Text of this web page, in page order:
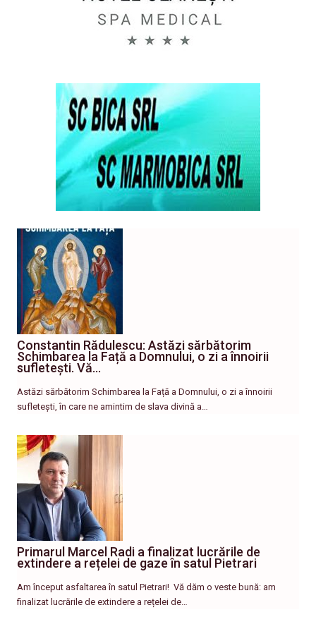
Constantin Rădulescu: Astăzi sărbătorim
Schimbarea la Față a Domnului, o zi a înnoirii
sufletești. Vă…
Astăzi sărbătorim Schimbarea la Față a Domnului, o zi a înnoirii
sufletești, în care ne amintim de slava divină a…
Primarul Marcel Radi a finalizat lucrările de
extindere a rețelei de gaze în satul Pietrari
Am început asfaltarea în satul Pietrari! ​ Vă dăm o veste bună: am
finalizat lucrările de extindere a rețelei de…